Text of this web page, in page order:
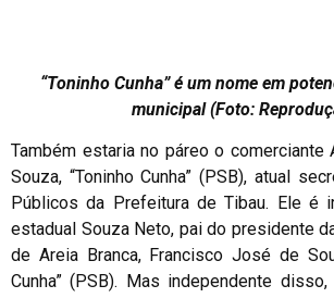
“Toninho Cunha” é um nome em
municipal (Foto:
Também estaria no páreo o comerciante
Souza, “Toninho Cunha” (PSB), atual
Públicos da Prefeitura de Tibau. Ele é
estadual Souza Neto, pai do presidente
de Areia Branca, Francisco José de
Cunha” (PSB). Mas independente disso,